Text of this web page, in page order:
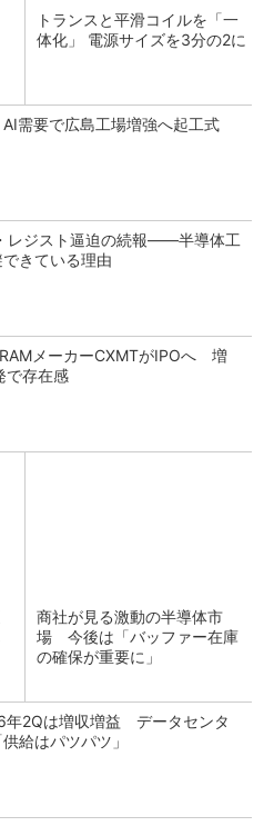
トランスと平滑コイルを「一
体化」 電源サイズを3分の2に
AI需要で広島工場増強へ起工式
レジスト逼迫の続報――半導体工
きている理由
メーカーCXMTがIPOへ 増
で存在感
商社が見る激動の半導体市
場 今後は「バッファー在庫
の確保が重要に」
年2Qは増収増益 データセンタ
給はパツパツ」